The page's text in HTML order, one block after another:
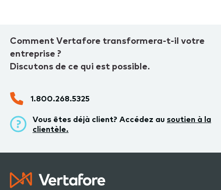
Comment Vertafore transformera-t-il votre
entreprise ?
Discutons de ce qui est possible.
1.800.268.5325
Vous êtes déjà client? Accédez au soutien à la
clientèle.